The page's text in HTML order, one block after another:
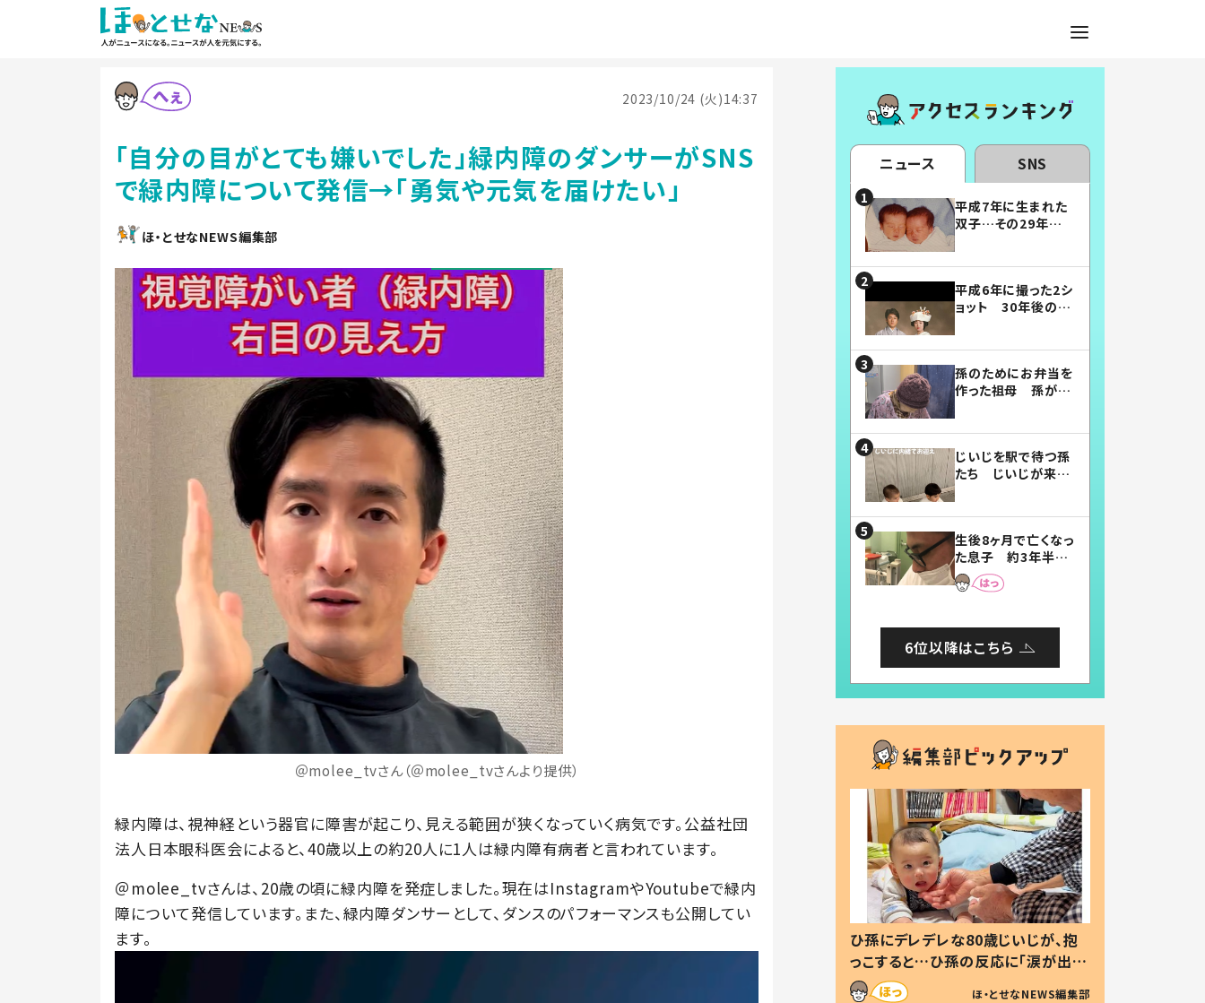
2023/10/24 (火)14:37
「自分の目がとても嫌いでした」緑内障のダンサーがSNS
で緑内障について発信→「勇気や元気を届けたい」
ほ・とせなNEWS編集部
＠molee_tvさん（＠molee_tvさんより提供）
緑内障は、視神経という器官に障害が起こり、見える範囲が狭くなっていく病気です。公益社団
法人日本眼科医会によると、40歳以上の約20人に1人は緑内障有病者と言われています。
＠molee_tvさんは、20歳の頃に緑内障を発症しました。現在はInstagramやYoutubeで緑内
障について発信しています。また、緑内障ダンサーとして、ダンスのパフォーマンスも公開してい
ます。
ニュース SNS
平成7年に生まれた
双子…その29年後
平成6年に撮った2シ
ョット 30年後の姿
孫のためにお弁当を
作った祖母 孫が絶
じいじを駅で待つ孫
たち じいじが来た
まらない」「幸せにな
れる」
生後8ヶ月で亡くなっ
た息子 約3年半
後、当時の妻の日記
に書いてあった本音
6位以降はこちら
ひ孫にデレデレな80歳じいじが、抱
っこすると…ひ孫の反応に「涙が出ま
した」「可愛くて仕方ない」
ほ・とせなNEWS編集部